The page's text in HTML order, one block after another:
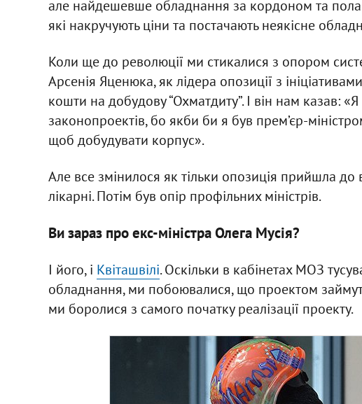
але найдешевше обладнання за кордоном та
які накручують ціни та постачають неякісне
Коли ще до революції ми стикалися з опором
Арсенія Яценюка, як лідера опозиції з
кошти на добудову “Охматдиту”. І він нам казав:
законопроектів, бо якби би я був прем’єр-
щоб добудувати корпус».
Але все змінилося як тільки опозиція прийшла
лікарні. Потім був опір профільних міністрів.
Ви зараз про екс-міністра Олега Мусія?
І його, і Квіташвілі. Оскільки в кабінетах МОЗ
обладнання, ми побоювалися, що проектом
ми боролися з самого початку реалізації проекту.